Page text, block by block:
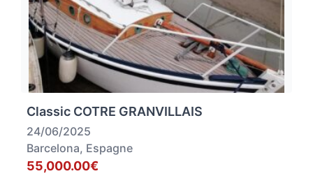
Classic COTRE GRANVILLAIS
24/06/2025
Barcelona, Espagne
55,000.00€